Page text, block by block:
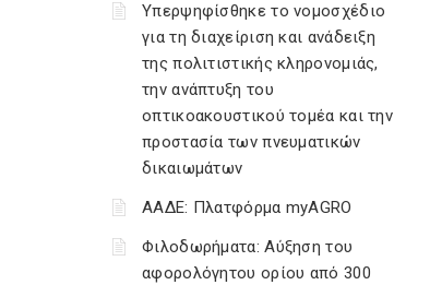
Υπερψηφίσθηκε το νομοσχέδιο
για τη διαχείριση και ανάδειξη
της πολιτιστικής κληρονομιάς,
την ανάπτυξη του
οπτικοακουστικού τομέα και την
προστασία των πνευματικών
δικαιωμάτων
ΑΑΔΕ: Πλατφόρμα myAGRO
Φιλοδωρήματα: Αύξηση του
αφορολόγητου ορίου από 300